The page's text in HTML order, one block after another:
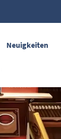
Neuigkeiten